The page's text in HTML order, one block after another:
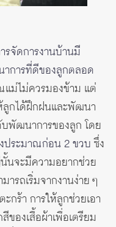
รจัดการงานบ้านมี
การที่ดีของลูกตลอด
ม่ไม่ควรมองข้าม แต่
ลูกได้ฝึกฝนและพัฒนา
พัฒนาการของลูก โดย
ประมาณก่อน 2 ขวบซึ่ง
นจะมีความอยากช่วย
ถเริ่มจากงานง่าย ๆ
กร้า การให้ลูกช่วยเอา
ของเสื้อผ้าเพื่อเตรียม